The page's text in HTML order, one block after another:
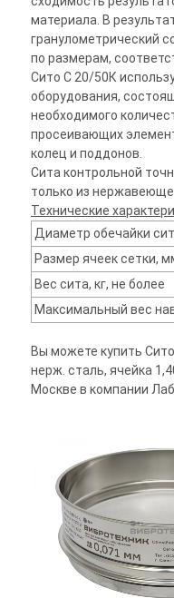
материала. В
гранулометрический
по размерам,
Сито С 20/50К
оборудования,
необходимого
просеивающих
колец и поддонов.
Сита контрольной
только из
Технические
Диаметр обечайки
Размер ячеек сетки,
Вес сита, кг, не более
Максимальный вес
Вы можете купить
нерж. сталь, ячейка
Москве в компании